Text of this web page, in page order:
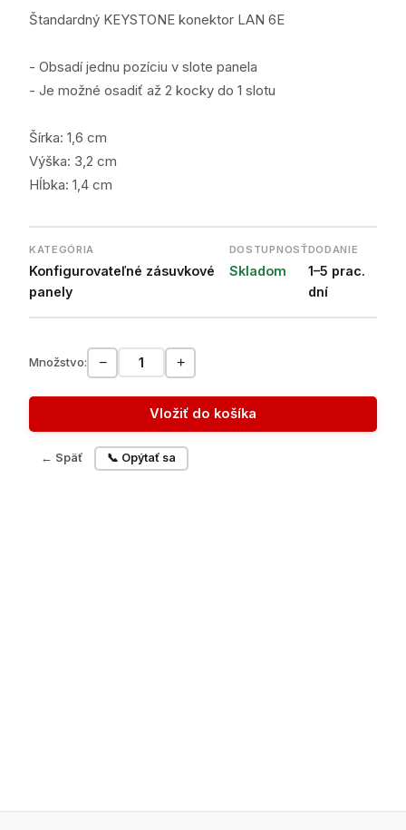
Štandardný KEYSTONE konektor LAN 6E
- Obsadí jednu pozíciu v slote panela
- Je možné osadiť až 2 kocky do 1 slotu
Šírka: 1,6 cm
Výška: 3,2 cm
Hĺbka: 1,4 cm
KATEGÓRIA
Konfigurovateľné zásuvkové
panely
DOSTUPNOSŤ
Skladom
DODANIE
1–5 prac.
dní
Množstvo: − +
Vložiť do košíka
← Späť 📞 Opýtať sa